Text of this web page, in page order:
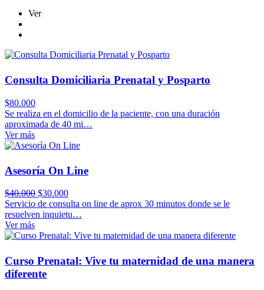
Ver
Consulta Domiciliaria Prenatal y Posparto
$80.000
Se realiza en el domicilio de la paciente, con una duración
aproximada de 40 mi…
Ver más
Asesoría On Line
$40.000 El
precio
original
$40.000.
$30.000El
precio
actual
$30.000.
Servicio de consulta on line de aprox 30 minutos donde se le
resuelven inquietu…
Ver más
Curso Prenatal: Vive tu maternidad de una manera
diferente